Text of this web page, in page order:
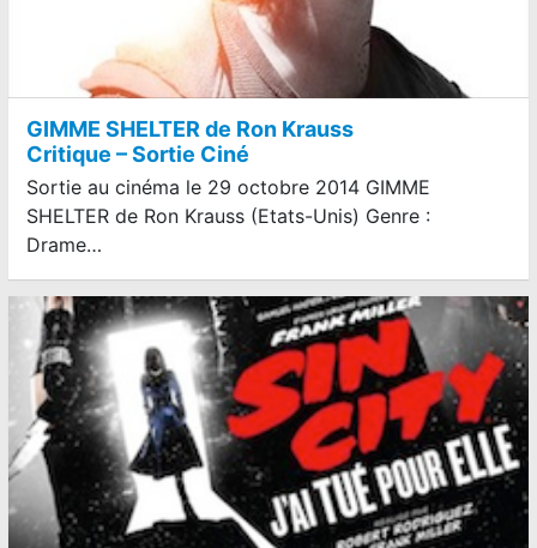
GIMME SHELTER de Ron Krauss
Critique – Sortie Ciné
Sortie au cinéma le 29 octobre 2014 GIMME
SHELTER de Ron Krauss (Etats-Unis) Genre :
Drame…